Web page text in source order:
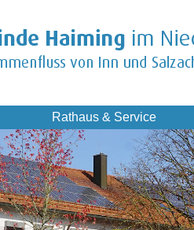
Rathaus & Service